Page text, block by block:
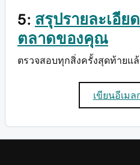
5: สรุปรายละเอีย
ตลาดของคุณ
ตรวจสอบทุกสิ่งครั้งสุดท้ายแล้
เขียนอีเม